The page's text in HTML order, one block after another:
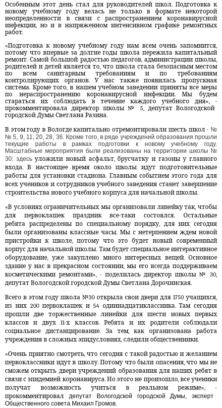
Особенным этот день стал для руководителей школ. Подготовка к
новому учебному году велась не только в формате некоторой
неопределенности в связи с распространением коронавирусной
инфекции, но и в напряженном интенсивном графике ремонтных
работ.
«Подготовка к новому учебному году нам всем очень запомнится,
потому что впервые за долгие годы школа пережила капитальный
ремонт. Самой большой радостью педагогов, администрации школы,
родителей и детей является то, что школа стала безопасным местом
по всем санитарным требованиям и по требованиям
контролирующих органов. У нас также появилась пропускная
система. Кроме того, в нашем учебном заведении приняты все меры
по нераспространению коронавирусной инфекции. Мы будем
стараться их соблюдать в течение каждого учебного дня», -
прокомментировала директор школы № 5, депутат Вологодской
городской Думы Светлана Разина.
В этом году в Вологде капитально отремонтировали шесть школ - №
№ 5, 9, 11, 20, 28, 36. Кроме того, в ряде учреждений образования прошли
текущие работы в рамках подготовки к новому учебному году.
Масштабные мероприятия были реализованы на территории школы №
30: здесьуложили новый асфальт, брусчатку и газоны у главного
входа. В настоящее время около школы идут подготовительные
работы для установки стадиона. Главным событием этого года для
всех учеников и сотрудников учебного заведения станет завершение
строительства нового учебного корпуса для начальной школы.
«В условиях ограничительных мы организовали линейку так, чтобы
для первоклашек праздник все-таки состоялся. Остальные
ребята распределены по специальному порядку, для них сегодня
были организованы классные часы. Мы с нетерпением ждем новой
пристройки к школе, потому что это будет новый современный
корпус для начальной школы. Там будет специальное интерактивное
оборудование, уже закуплено много интересных вещей. Основное
здание у нас в прекрасном состоянии, мы его всегда поддерживаем
косметическими ремонтами», - поделилась директор школы № 30,
депутат Вологодской городской Думы Светлана Дорочинская.
Всего в этом году школа №30 открыла свои двери для 1750 учащихся,
из них 200 первоклашек и 54 одиннадцатиклассника. Там сегодня
прошли две торжественные линейки для шести новых первых
классов и двух 11-х классов. Ребята и их родители соблюдали
социальное дистанцирование. За тем, как организована работа
учреждения в сложных эпидусловиях, следили общественники.
«Очень приятно смотреть, что сегодня с такой радостью и желанием
первоклассники идут в школу. Потому что были опасения, что мы не
сможем открыть двери учреждений образования для наших ребят в
связи с эпидемией коронавируса. Но этого не произошло, все ученики
получат возможность учиться в реальном режиме», -
прокомментировал депутат Вологодской городской Думы, эксперт
Общественного совета Михаил Громов.